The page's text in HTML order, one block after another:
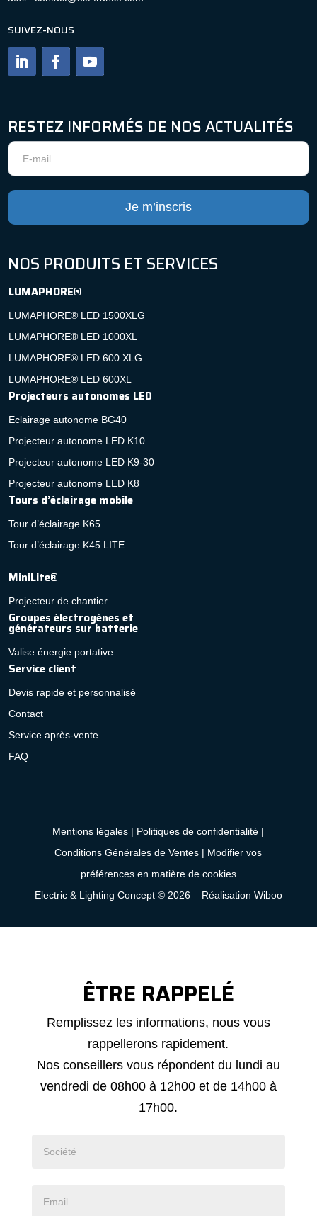
SUIVEZ-NOUS
RESTEZ INFORMÉS DE NOS ACTUALITÉS
Newsletter
Je m’inscris
NOS PRODUITS ET SERVICES
LUMAPHORE®
LUMAPHORE® LED 1500XLG
LUMAPHORE® LED 1000XL
LUMAPHORE® LED 600 XLG
LUMAPHORE® LED 600XL
Projecteurs autonomes LED
Eclairage autonome BG40
Projecteur autonome LED K10
Projecteur autonome LED K9-30
Projecteur autonome LED K8
Tours d’éclairage mobile
Tour d’éclairage K65
Tour d’éclairage K45 LITE
MiniLite®
Projecteur de chantier
Groupes électrogènes et
générateurs sur batterie
Valise énergie portative
Service client
Devis rapide et personnalisé
Contact
Service après-vente
FAQ
Mentions légales | Politiques de confidentialité |
Conditions Générales de Ventes | Modifier vos
préférences en matière de cookies
Electric & Lighting Concept © 2026 – Réalisation Wiboo
ÊTRE RAPPELÉ
Demande
rappel
Remplissez les informations, nous vous
rappellerons rapidement.
Nos conseillers vous répondent du lundi au
vendredi de 08h00 à 12h00 et de 14h00 à
17h00.